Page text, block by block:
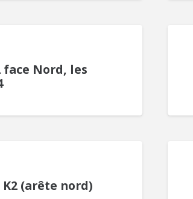
face Nord, les
(arête nord)